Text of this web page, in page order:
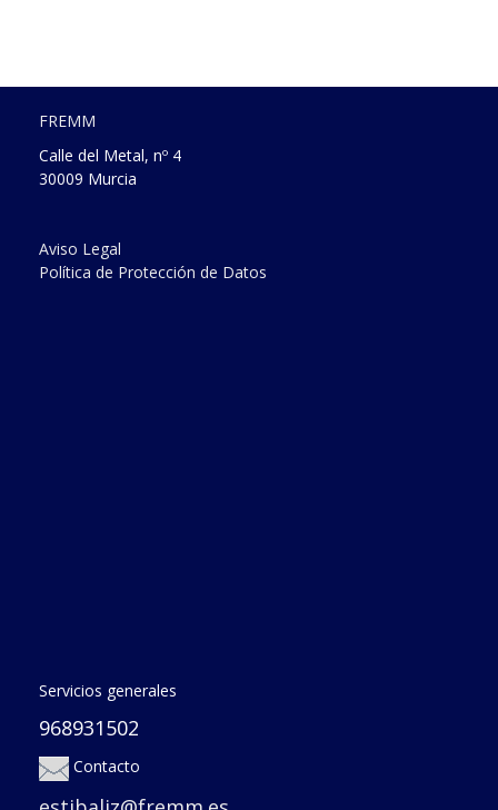
FREMM
Calle del Metal, nº 4
30009 Murcia
Aviso Legal
Política de Protección de Datos
Servicios generales
968931502
Contacto